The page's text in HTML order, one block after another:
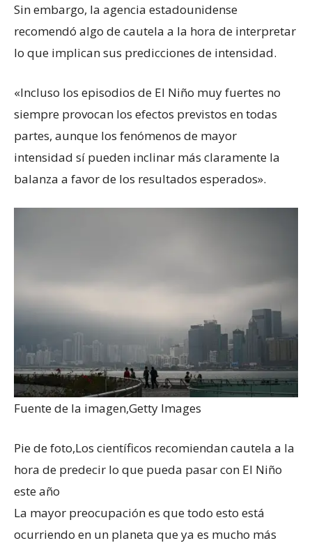
Sin embargo, la agencia estadounidense
recomendó algo de cautela a la hora de interpretar
lo que implican sus predicciones de intensidad.
«Incluso los episodios de El Niño muy fuertes no
siempre provocan los efectos previstos en todas
partes, aunque los fenómenos de mayor
intensidad sí pueden inclinar más claramente la
balanza a favor de los resultados esperados».
Fuente de la imagen,Getty Images
Pie de foto,Los científicos recomiendan cautela a la
hora de predecir lo que pueda pasar con El Niño
este año
La mayor preocupación es que todo esto está
ocurriendo en un planeta que ya es mucho más